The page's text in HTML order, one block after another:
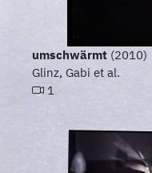
umschwärmt (2010)
Glinz, Gabi et al.
1